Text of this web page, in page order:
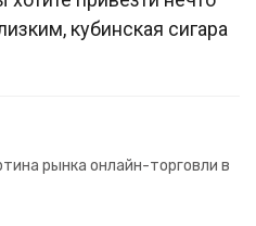
кубинская сигара
рынка онлайн-торговли в